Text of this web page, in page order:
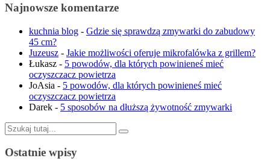
Najnowsze komentarze
kuchnia blog - Gdzie się sprawdzą zmywarki do zabudowy
45 cm?
Juzeusz - Jakie możliwości oferuje mikrofalówka z grillem?
Łukasz - 5 powodów, dla których powinieneś mieć
oczyszczacz powietrza
JoAsia - 5 powodów, dla których powinieneś mieć
oczyszczacz powietrza
Darek - 5 sposobów na dłuższą żywotność zmywarki
Szukaj:
Ostatnie wpisy